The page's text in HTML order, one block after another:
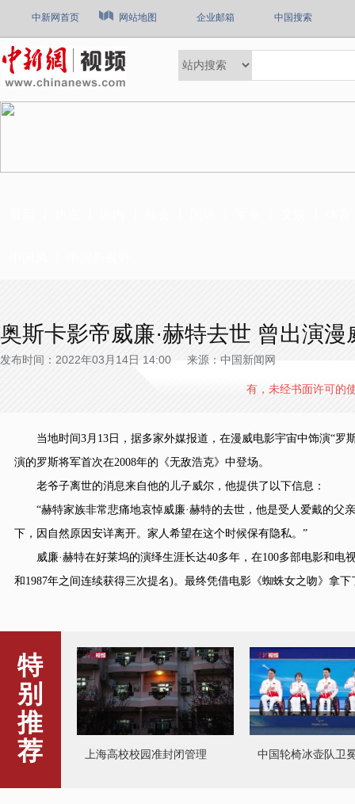
中新网首页 网站地图 企业邮箱 中国搜索
奥斯卡影帝威廉·赫特去世 曾出演漫
发布时间：2022年03月14日 14:00 来源：中国新闻网
有，未经书面许可的
当地时间3月13日，据多家外媒报道，在漫威电影宇宙中饰演“罗
演的罗斯将军首次在2008年的《无敌浩克》中登场。
老爷子离世的消息来自他的儿子威尔，他提供了以下信息：
“赫特家族非常悲痛地哀悼威廉·赫特的去世，他是受人爱戴的父
下，因自然原因安详离开。家人希望在这个时候保有隐私。”
威廉·赫特在好莱坞的演绎生涯长达40多年，在100多部电影和电
和1987年之间连续获得三次提名)。最终凭借电影《蜘蛛女之吻》拿
特
别
推
荐
上海高校校园准封闭管理 中国轮椅冰壶队卫